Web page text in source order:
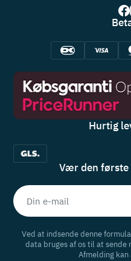
Hurtig
Vær den første
Ved at indsende denne
data bruges af os til at sende
Afmelding